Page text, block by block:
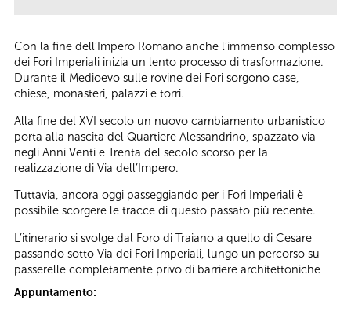
Con la fine dell’Impero Romano anche l’immenso complesso
dei Fori Imperiali inizia un lento processo di trasformazione.
Durante il Medioevo sulle rovine dei Fori sorgono case,
chiese, monasteri, palazzi e torri.
Alla fine del XVI secolo un nuovo cambiamento urbanistico
porta alla nascita del Quartiere Alessandrino, spazzato via
negli Anni Venti e Trenta del secolo scorso per la
realizzazione di Via dell’Impero.
Tuttavia, ancora oggi passeggiando per i Fori Imperiali è
possibile scorgere le tracce di questo passato più recente.
L’itinerario si svolge dal Foro di Traiano a quello di Cesare
passando sotto Via dei Fori Imperiali, lungo un percorso su
passerelle completamente privo di barriere architettoniche
Appuntamento: